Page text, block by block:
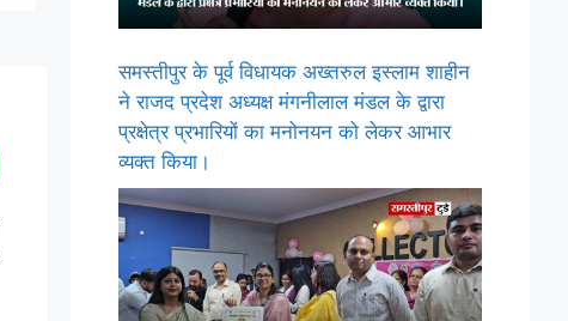
समस्तीपुर के पूर्व विधायक अख्तरुल इस्लाम शाहीन
ने राजद प्रदेश अध्यक्ष मंगनीलाल मंडल के द्वारा
प्रक्षेत्र प्रभारियों का मनोनयन को लेकर आभार
व्यक्त किया।